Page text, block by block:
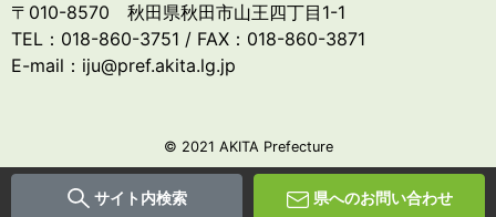
サイト内検索 県へのお問い合わせ
〒010-8570 秋田県秋田市山王四丁目1-1
TEL：018-860-3751 / FAX：018-860-3871
E-mail：iju@pref.akita.lg.jp
© 2021 AKITA Prefecture